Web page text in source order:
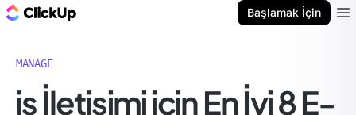
Başlamak İçin
MANAGE
i̇ş İletişimi için En İyi 8 E-